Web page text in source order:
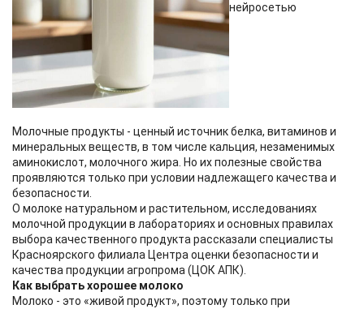
нейросетью
Молочные продукты - ценный источник белка, витаминов и
минеральных веществ, в том числе кальция, незаменимых
аминокислот, молочного жира. Но их полезные свойства
проявляются только при условии надлежащего качества и
безопасности.
О молоке натуральном и растительном, исследованиях
молочной продукции в лабораториях и основных правилах
выбора качественного продукта рассказали специалисты
Красноярского филиала Центра оценки безопасности и
качества продукции агропрома (ЦОК АПК).
Как выбрать хорошее молоко
Молоко - это «живой продукт», поэтому только при